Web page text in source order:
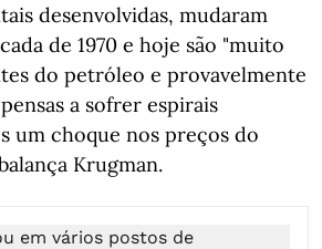
desenvolvidas, mudaram
de 1970 e hoje são "muito
do petróleo e provavelmente
a sofrer espirais
um choque nos preços do
Krugman.